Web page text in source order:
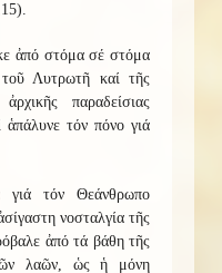
ἀπό στόμα σέ στόμα
Λυτρωτῆ καί τῆς
παραδείσιας
ἁπάλυνε τόν πόνο γιά
γιά τόν Θεάνθρωπο
νοσταλγία τῆς
ἀπό τά βάθη τῆς
λαῶν, ὡς ἡ μόνη